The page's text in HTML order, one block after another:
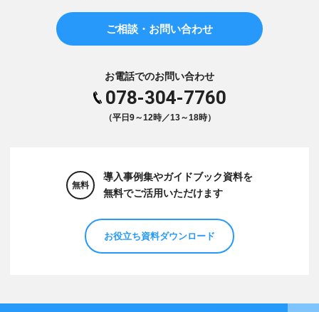
ご相談・お問い合わせ
お電話でのお問い合わせ
078-304-7760
（平日9～12時／13～18時）
無料
導入事例集やガイドブック資料を
無料でご活用いただけます
お役立ち資料ダウンロード